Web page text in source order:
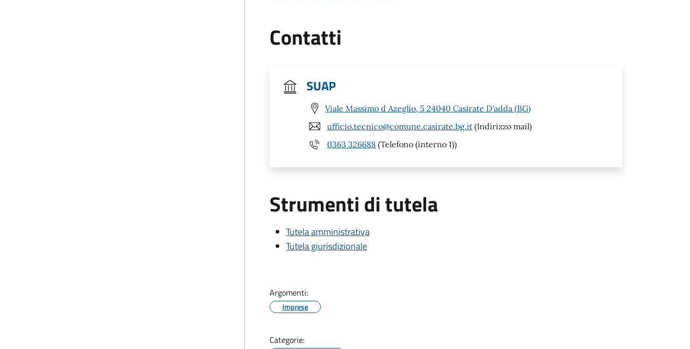
Contatti
SUAP
Viale Massimo d Azeglio, 5 24040 Casirate D'adda (BG)
ufficio.tecnico@comune.casirate.bg.it (Indirizzo mail)
0363 326688 (Telefono (interno 1))
Strumenti di tutela
Tutela amministrativa
Tutela giurisdizionale
Argomenti:
Imprese
Categorie: